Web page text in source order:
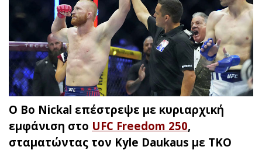
Ο Bo Nickal επέστρεψε με κυριαρχική
εμφάνιση στο UFC Freedom 250,
σταματώντας τον Kyle Daukaus με TKO